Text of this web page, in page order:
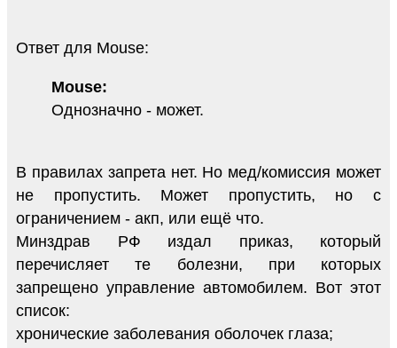
Ответ для Mouse:
Mouse:
Однозначно - может.
В правилах запрета нет. Но мед/комиссия может
не пропустить. Может пропустить, но с
ограничением - акп, или ещё что.
Минздрав РФ издал приказ, который
перечисляет те болезни, при которых
запрещено управление автомобилем. Вот этот
список:
хронические заболевания оболочек глаза;